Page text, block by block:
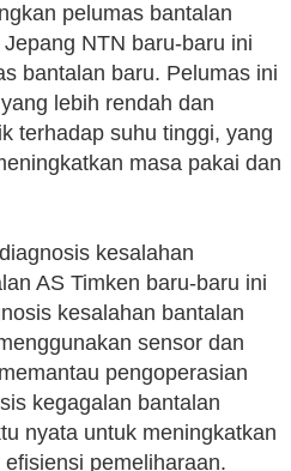
pelumas bantalan
NTN baru-baru ini
bantalan baru. Pelumas ini
lebih rendah dan
terhadap suhu tinggi, yang
masa pakai dan
kesalahan
AS Timken baru-baru ini
kesalahan bantalan
sensor dan
pengoperasian
kegagalan bantalan
nyata untuk meningkatkan
pemeliharaan.